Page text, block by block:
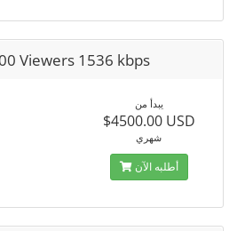
Viewers 1536 kbps
يبدأ من
$4500.00 USD
شهري
أطلبه الآن